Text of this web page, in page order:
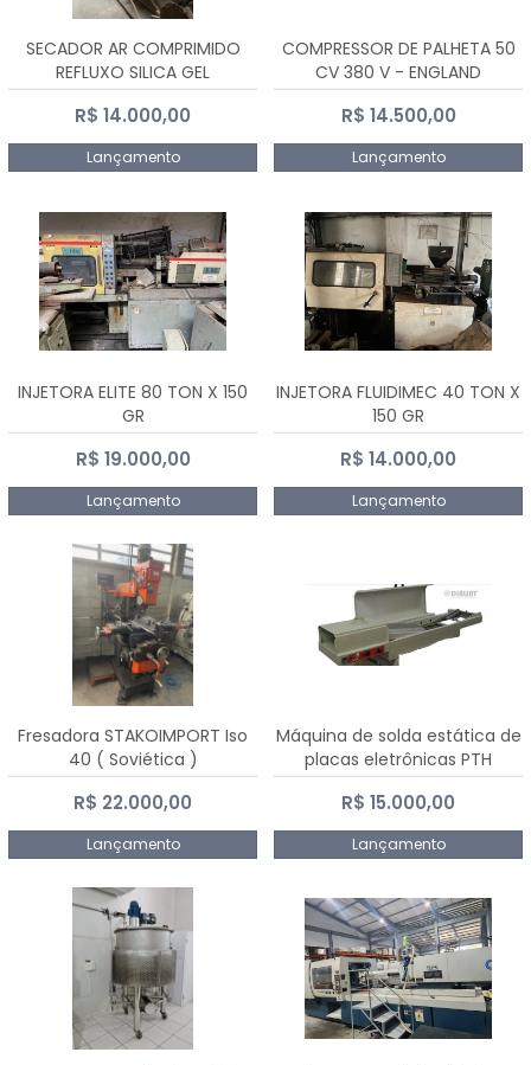
SECADOR AR COMPRIMIDO
REFLUXO SILICA GEL
R$ 14.000,00
Lançamento
COMPRESSOR DE PALHETA 50
CV 380 V - ENGLAND
R$ 14.500,00
Lançamento
INJETORA ELITE 80 TON X 150
GR
R$ 19.000,00
Lançamento
INJETORA FLUIDIMEC 40 TON X
150 GR
R$ 14.000,00
Lançamento
Fresadora STAKOIMPORT Iso
40 ( Soviética )
R$ 22.000,00
Lançamento
Máquina de solda estática de
placas eletrônicas PTH
DIALSAT
R$ 15.000,00
Lançamento